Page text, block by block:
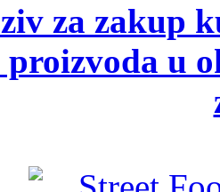
za zakup
u